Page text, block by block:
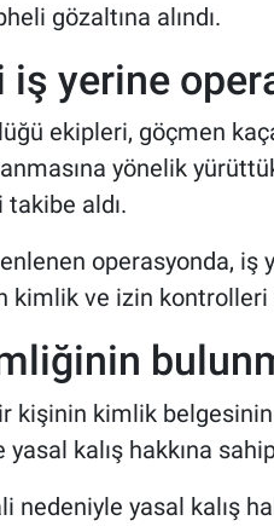
gözaltına alındı.
yerine
ekipleri, göçmen
yönelik
aldı.
operasyonda, iş
kimlik ve izin kontrolleri
kişinin kimlik belgesinin
yasal kalış hakkına
yasal kalış